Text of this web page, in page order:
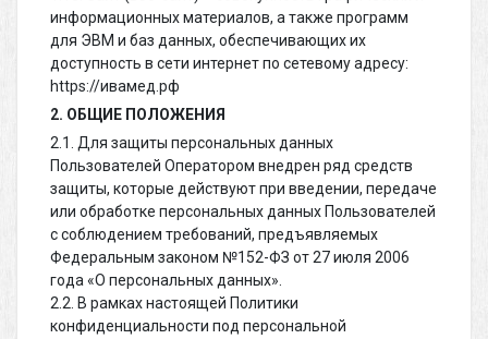
информационных материалов, а также программ
для ЭВМ и баз данных, обеспечивающих их
доступность в сети интернет по сетевому адресу:
https://ивамед.рф
2. ОБЩИЕ ПОЛОЖЕНИЯ
2.1. Для защиты персональных данных
Пользователей Оператором внедрен ряд средств
защиты, которые действуют при введении, передаче
или обработке персональных данных Пользователей
с соблюдением требований, предъявляемых
Федеральным законом №152-ФЗ от 27 июля 2006
года «О персональных данных».
2.2. В рамках настоящей Политики
конфиденциальности под персональной